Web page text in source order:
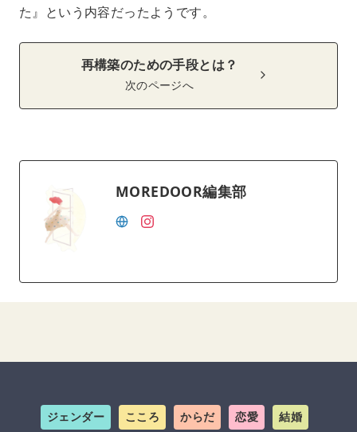
た』という内容だったようです。
再構築のための手段とは？
次のページへ
MOREDOOR編集部
ジェンダー こころ からだ 恋愛 結婚